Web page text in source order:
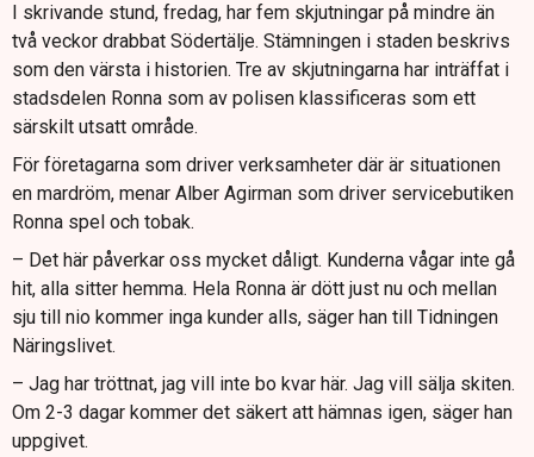
I skrivande stund, fredag, har fem skjutningar på mindre än
två veckor drabbat Södertälje. Stämningen i staden beskrivs
som den värsta i historien. Tre av skjutningarna har inträffat i
stadsdelen Ronna som av polisen klassificeras som ett
särskilt utsatt område.
För företagarna som driver verksamheter där är situationen
en mardröm, menar Alber Agirman som driver servicebutiken
Ronna spel och tobak.
– Det här påverkar oss mycket dåligt. Kunderna vågar inte gå
hit, alla sitter hemma. Hela Ronna är dött just nu och mellan
sju till nio kommer inga kunder alls, säger han till Tidningen
Näringslivet.
– Jag har tröttnat, jag vill inte bo kvar här. Jag vill sälja skiten.
Om 2-3 dagar kommer det säkert att hämnas igen, säger han
uppgivet.